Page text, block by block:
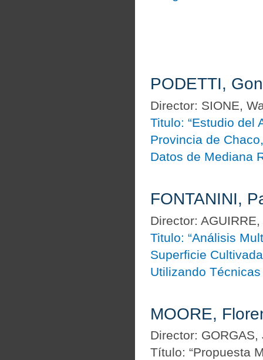
PODETTI,
Director: SIONE,
Titulo: “Estudio del
Provincia de
Datos de Mediana
FONTANINI,
Director:
Titulo: “Análisis
Superficie
Utilizando
MOORE,
Director: GORGAS,
Título: “Propuesta